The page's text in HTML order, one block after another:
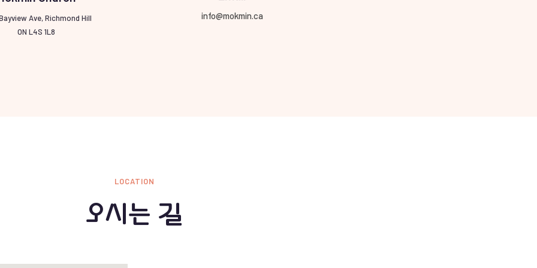
Bayview Ave, Richmond Hill
ON L4S 1L8
info@mokmin.ca
LOCATION
오시는 길